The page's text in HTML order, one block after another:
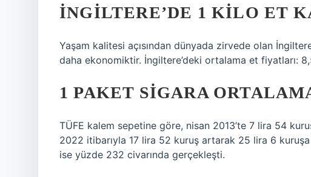
İNGILTERE’DE 1 KILO ET
Yaşam kalitesi açısından dünyada zirvede olan
daha ekonomiktir. İngiltere’deki ortalama et fiyatları:
1 PAKET SIGARA
TÜFE kalem sepetine göre, nisan 2013’te 7 lira 54
2022 itibarıyla 17 lira 52 kuruş artarak 25 lira 6
ise yüzde 232 civarında gerçekleşti.